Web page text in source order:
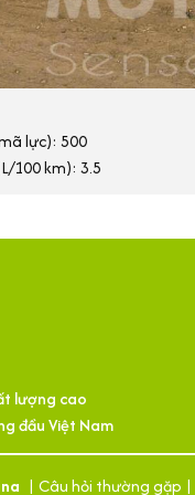
lực): 500
100 km): 3.5
lượng cao
đầu Việt Nam
| Câu hỏi thường gặp |